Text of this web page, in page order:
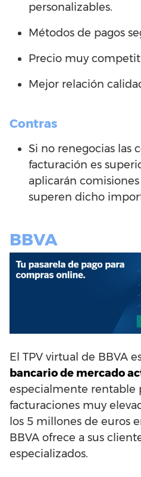
personalizables.
Métodos de pagos
Precio muy
Mejor relación
Contras
Si no renegocias las
facturación es
aplicarán
superen dicho
BBVA
El TPV virtual de BBVA
bancario de mercado
especialmente rentable
facturaciones muy
los 5 millones de euros
BBVA ofrece a sus
especializados.